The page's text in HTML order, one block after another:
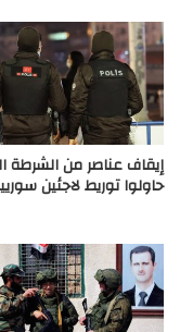
إيقاف عناصر من الشرطة
حاولوا توريط لاجئين